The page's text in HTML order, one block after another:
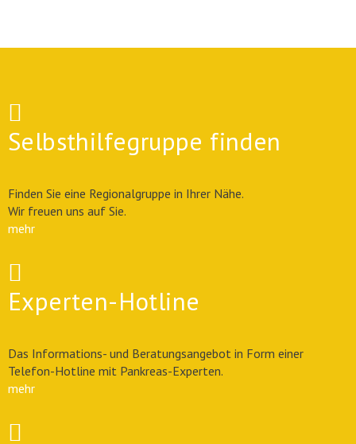
Selbsthilfegruppe finden
Finden Sie eine Regionalgruppe in Ihrer Nähe.
Wir freuen uns auf Sie.
mehr
Experten-Hotline
Das Informations- und Beratungsangebot in Form einer
Telefon-Hotline mit Pankreas-Experten.
mehr